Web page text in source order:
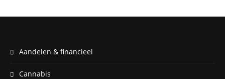
Aandelen & financieel
Cannabis